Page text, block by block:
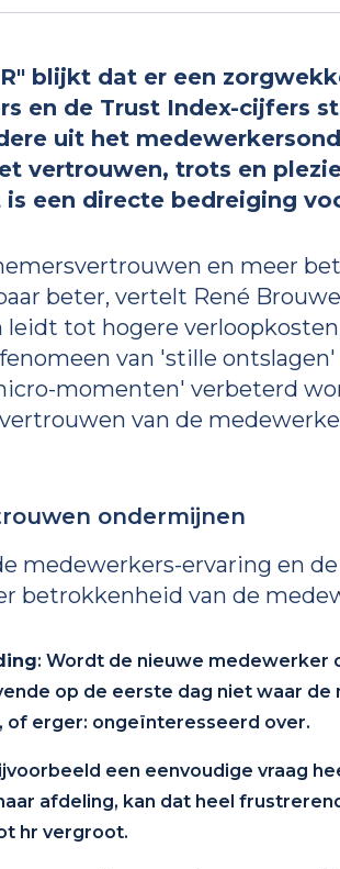
blijkt dat er een
en de Trust Index-cijfers
uit het
vertrouwen, trots en
een directe bedreiging
en meer
beter, vertelt René
leidt tot hogere
van 'stille
momenten' verbeterd
van de
ondermijnen
medewerkers-ervaring en
betrokkenheid van de
: Wordt de nieuwe medewerker
op de eerste dag niet waar de
of erger: ongeïnteresseerd over.
een eenvoudige vraag
afdeling, kan dat heel
hr vergroot.